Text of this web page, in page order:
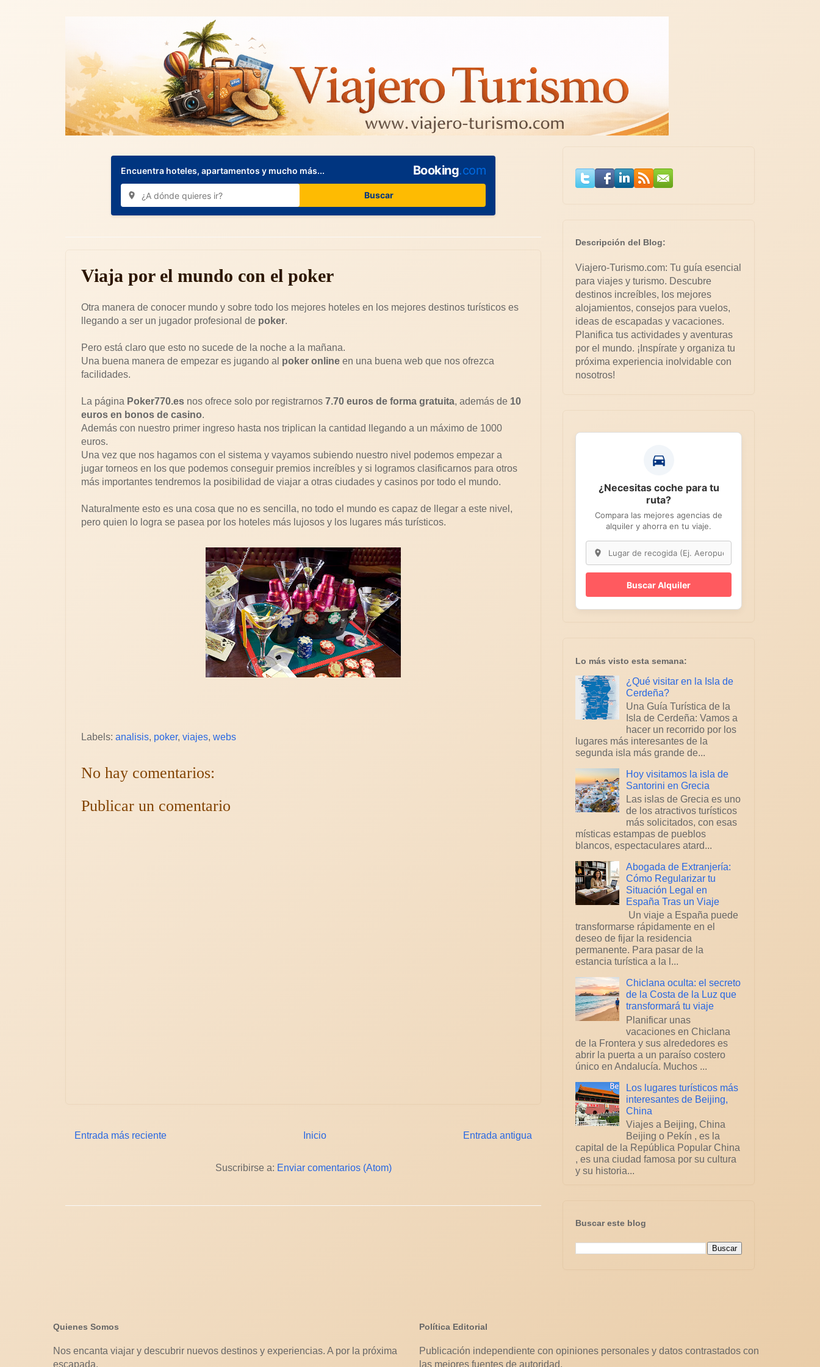
Encuentra hoteles, apartamentos y mucho más... Booking.com
Buscar
Viaja por el mundo con el poker
Otra manera de conocer mundo y sobre todo los mejores hoteles en los mejores destinos turísticos es
llegando a ser un jugador profesional de poker.
Pero está claro que esto no sucede de la noche a la mañana.
Una buena manera de empezar es jugando al poker online en una buena web que nos ofrezca
facilidades.
La página Poker770.es nos ofrece solo por registrarnos 7.70 euros de forma gratuita, además de 10
euros en bonos de casino.
Además con nuestro primer ingreso hasta nos triplican la cantidad llegando a un máximo de 1000
euros.
Una vez que nos hagamos con el sistema y vayamos subiendo nuestro nivel podemos empezar a
jugar torneos en los que podemos conseguir premios increíbles y si logramos clasificarnos para otros
más importantes tendremos la posibilidad de viajar a otras ciudades y casinos por todo el mundo.
Naturalmente esto es una cosa que no es sencilla, no todo el mundo es capaz de llegar a este nivel,
pero quien lo logra se pasea por los hoteles más lujosos y los lugares más turísticos.
Labels: analisis, poker, viajes, webs
No hay comentarios:
Publicar un comentario
Entrada más reciente Entrada antigua
Inicio
Suscribirse a: Enviar comentarios (Atom)
Descripción del Blog:
Viajero-Turismo.com: Tu guía esencial
para viajes y turismo. Descubre
destinos increíbles, los mejores
alojamientos, consejos para vuelos,
ideas de escapadas y vacaciones.
Planifica tus actividades y aventuras
por el mundo. ¡Inspírate y organiza tu
próxima experiencia inolvidable con
nosotros!
¿Necesitas coche para tu
ruta?
Compara las mejores agencias de
alquiler y ahorra en tu viaje.
Buscar Alquiler
Lo más visto esta semana:
¿Qué visitar en la Isla de
Cerdeña?
Una Guía Turística de la
Isla de Cerdeña: Vamos a
hacer un recorrido por los
lugares más interesantes de la
segunda isla más grande de...
Hoy visitamos la isla de
Santorini en Grecia
Las islas de Grecia es uno
de los atractivos turísticos
más solicitados, con esas
místicas estampas de pueblos
blancos, espectaculares atard...
Abogada de Extranjería:
Cómo Regularizar tu
Situación Legal en
España Tras un Viaje
Un viaje a España puede
transformarse rápidamente en el
deseo de fijar la residencia
permanente. Para pasar de la
estancia turística a la l...
Chiclana oculta: el secreto
de la Costa de la Luz que
transformará tu viaje
Planificar unas
vacaciones en Chiclana
de la Frontera y sus alrededores es
abrir la puerta a un paraíso costero
único en Andalucía. Muchos ...
Los lugares turísticos más
interesantes de Beijing,
China
Viajes a Beijing, China
Beijing o Pekín , es la
capital de la República Popular China
, es una ciudad famosa por su cultura
y su historia...
Buscar este blog
Quienes Somos
Nos encanta viajar y descubrir nuevos destinos y experiencias. A por la próxima
escapada.
Política Editorial
Publicación independiente con opiniones personales y datos contrastados con
las mejores fuentes de autoridad.